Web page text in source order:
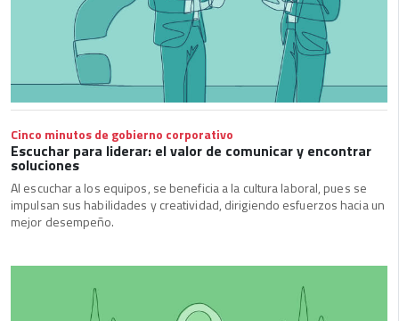
Cinco minutos de gobierno corporativo
Escuchar para liderar: el valor de comunicar y encontrar
soluciones
Al escuchar a los equipos, se beneficia a la cultura laboral, pues se
impulsan sus habilidades y creatividad, dirigiendo esfuerzos hacia un
mejor desempeño.